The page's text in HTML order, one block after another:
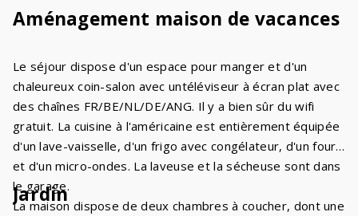
Aménagement maison de vacances
Le séjour dispose d'un espace pour manger et d'un
chaleureux coin-salon avec untéléviseur à écran plat avec
des chaînes FR/BE/NL/DE/ANG. Il y a bien sûr du wifi
gratuit. La cuisine à l'américaine est entièrement équipée
d'un lave-vaisselle, d'un frigo avec congélateur, d'un four
et d'un micro-ondes. La laveuse et la sécheuse sont dans
le garage.
La maison dispose de deux chambres à coucher, dont une
Jardin